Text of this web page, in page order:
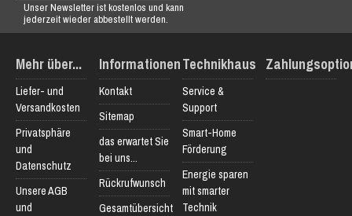
Unser Newsletter ist kostenlos und kann
jederzeit wieder abbestellt werden.
Mehr über...
Liefer- und
Versandkosten
Privatsphäre
und
Datenschutz
Unsere AGB
und
Informationen
Kontakt
Sitemap
das erwartet Sie
bei uns...
Rückrufwunsch
Gesamtübersicht
Technikhaus
Service &
Support
Smart-Home
Förderung
Energie sparen
mit smarter
Technik